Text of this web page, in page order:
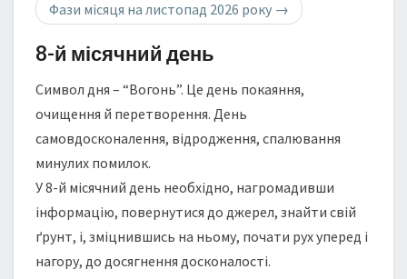
Фази місяця на листопад 2026 року →
8-й місячний день
Символ дня – “Вогонь”. Це день покаяння,
очищення й перетворення. День
самовдосконалення, відродження, спалювання
минулих помилок.
У 8-й місячний день необхідно, нагромадивши
інформацію, повернутися до джерел, знайти свій
ґрунт, і, зміцнившись на ньому, почати рух уперед і
нагору, до досягнення досконалості.